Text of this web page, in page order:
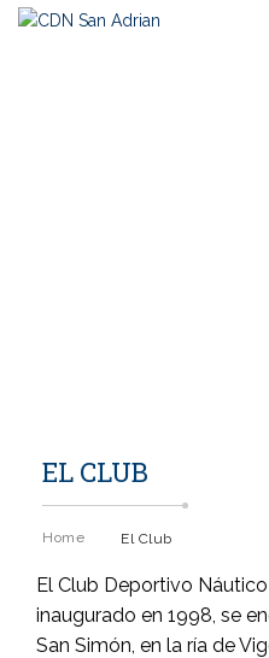
EL CLUB
Home El Club
El Club Deportivo
inaugurado en 1998, se
San Simón, en la ría de